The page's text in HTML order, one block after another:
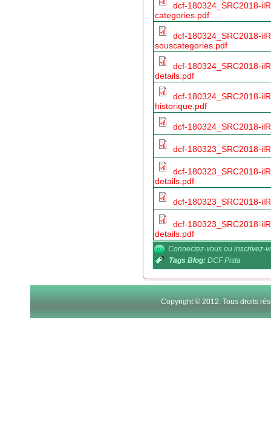
dcf-180324_SRC2018-
categories.pdf
dcf-180324_SRC2018-
souscategories.pdf
dcf-180324_SRC2018-
details.pdf
dcf-180324_SRC2018-
historique.pdf
dcf-180324_SRC2018-
dcf-180323_SRC2018-
dcf-180323_SRC2018-
details.pdf
dcf-180323_SRC2018-
dcf-180323_SRC2018-
details.pdf
Connectez-vous ou inscrivez-
Tags Blog: DCF Pista
Copyright © 2012. Tous droits